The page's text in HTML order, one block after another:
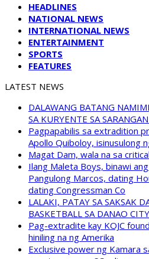
HEADLINES
NATIONAL NEWS
INTERNATIONAL NEWS
ENTERTAINMENT
SPORTS
FEATURES
LATEST NEWS
DALAWANG BATANG
SA KURYENTE SA
Pagpapabilis sa extradition
Apollo Quiboloy, isinusulong
Magat Dam, wala na sa
Ilang Maleta Boys, binawi
Pangulong Marcos, dating
dating Congressman Co
LALAKI, PATAY SA SAKSAK
BASKETBALL SA DANAO CITY
Pag-extradite kay KOJC
hiniling na ng Amerika
Exclusive power ng Kamara